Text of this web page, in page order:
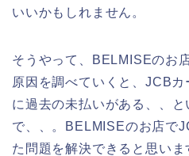
いいかもしれません。
そうやって、BELMISEのお
原因を調べていくと、JCB
に過去の未払いがある、、
で、、。BELMISEのお店で
た問題を解決できると思いま